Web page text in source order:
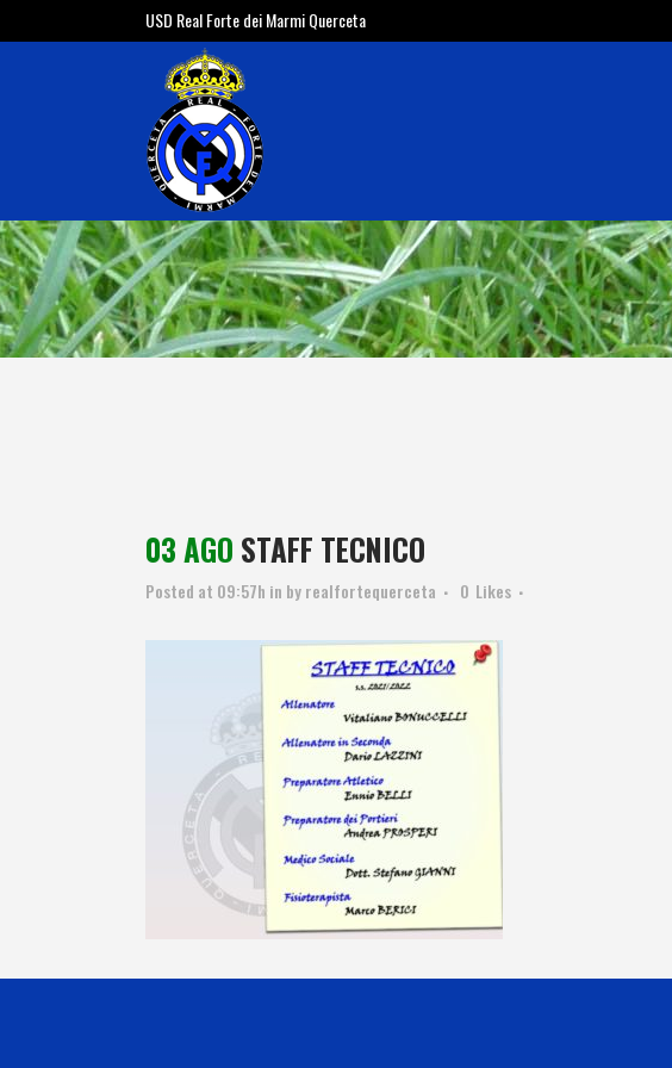
USD Real Forte dei Marmi Querceta
03 AGO STAFF TECNICO
Posted at 09:57h in byrealfortequerceta 0 Likes